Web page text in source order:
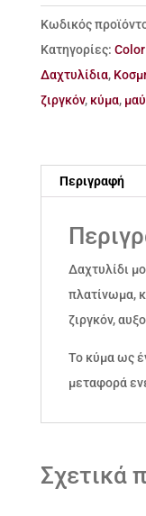
ασήμι
925
κύμα
με
γκρι
ζιργκόν
Κωδικός
Κατηγορίες:
Δαχτυλίδια,
ζιργκόν, κύμα,
Περιγραφή
Δαχτυλίδι
πλατίνωμα,
ζιργκόν,
Το κύμα ως
μεταφορά
Σχετικά